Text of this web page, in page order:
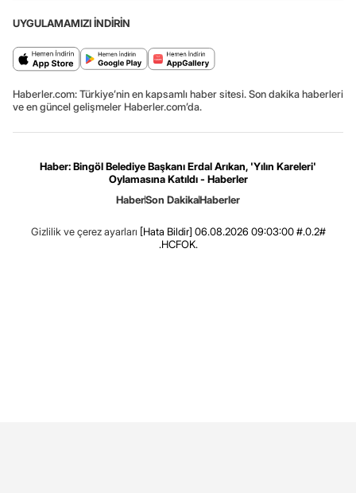
UYGULAMAMIZI İNDİRİN
Haberler.com: Türkiye’nin en kapsamlı haber sitesi. Son dakika haberleri
ve en güncel gelişmeler Haberler.com’da.
Haber: Bingöl Belediye Başkanı Erdal Arıkan, 'Yılın Kareleri'
Oylamasına Katıldı - Haberler
HaberSon DakikaHaberler
Gizlilik ve çerez ayarları [Hata Bildir] 06.08.2026 09:03:00 #.0.2#
.HCFOK.